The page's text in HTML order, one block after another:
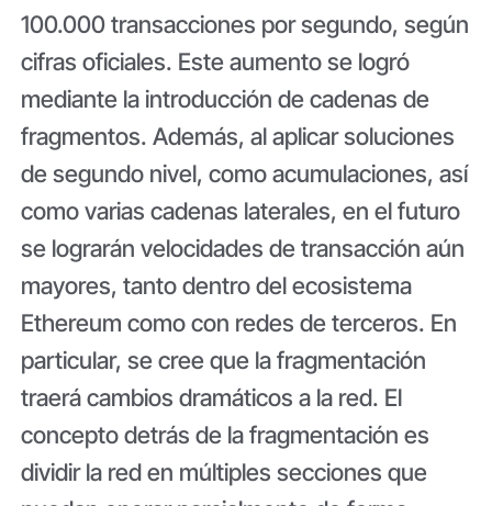
100.000 transacciones por segundo, según
cifras oficiales. Este aumento se logró
mediante la introducción de cadenas de
fragmentos. Además, al aplicar soluciones
de segundo nivel, como acumulaciones, así
como varias cadenas laterales, en el futuro
se lograrán velocidades de transacción aún
mayores, tanto dentro del ecosistema
Ethereum como con redes de terceros. En
particular, se cree que la fragmentación
traerá cambios dramáticos a la red. El
concepto detrás de la fragmentación es
dividir la red en múltiples secciones que